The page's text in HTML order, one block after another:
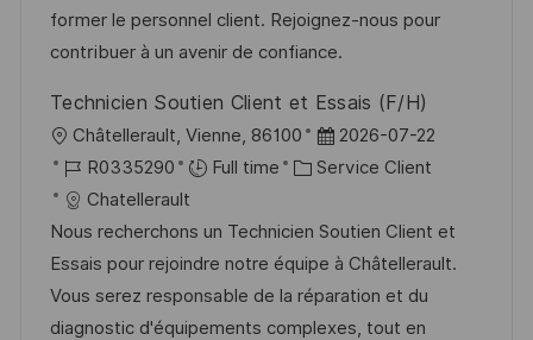
a
t
o
n
a
f
i
c
h
a
g
e
n
c
d
u
p
s
t
e
o
r
e
former le personnel client. Rejoignez-nous pour
contribuer à un avenir de confiance.
Technicien Soutien Client et Essais (F/H)
o
c
a
l
i
s
Châtellerault, Vienne, 86100
D
a
e
d
’
a
2026-07-22
R
é
f
é
r
e
R0335290 Full time
C
t
é
g
o
Service Client
Chatellerault
Nous recherchons un Technicien Soutien Client et
Essais pour rejoindre notre équipe à Châtellerault.
Vous serez responsable de la réparation et du
diagnostic d'équipements complexes, tout en